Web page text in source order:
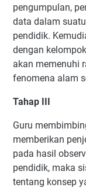
pengumpulan,
data dalam
pendidik.
dengan
akan memenuhi
fenomena alam
Tahap III
Guru
memberikan
pada hasil
pendidik, maka
tentang konsep